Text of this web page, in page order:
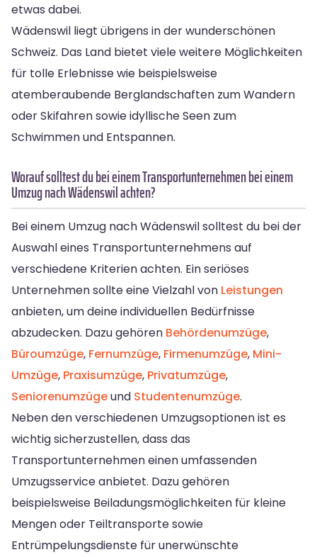
etwas dabei.
Wädenswil liegt übrigens in der wunderschönen
Schweiz. Das Land bietet viele weitere Möglichkeiten
für tolle Erlebnisse wie beispielsweise
atemberaubende Berglandschaften zum Wandern
oder Skifahren sowie idyllische Seen zum
Schwimmen und Entspannen.
Worauf solltest du bei einem Transportunternehmen bei einem
Umzug nach Wädenswil achten?
Bei einem Umzug nach Wädenswil solltest du bei der
Auswahl eines Transportunternehmens auf
verschiedene Kriterien achten. Ein seriöses
Unternehmen sollte eine Vielzahl von Leistungen
anbieten, um deine individuellen Bedürfnisse
abzudecken. Dazu gehören Behördenumzüge,
Büroumzüge, Fernumzüge, Firmenumzüge, Mini-
Umzüge, Praxisumzüge, Privatumzüge,
Seniorenumzügeund Studentenumzüge.
Neben den verschiedenen Umzugsoptionen ist es
wichtig sicherzustellen, dass das
Transportunternehmen einen umfassenden
Umzugsservice anbietet. Dazu gehören
beispielsweise Beiladungsmöglichkeiten für kleine
Mengen oder Teiltransporte sowie
Entrümpelungsdienste für unerwünschte